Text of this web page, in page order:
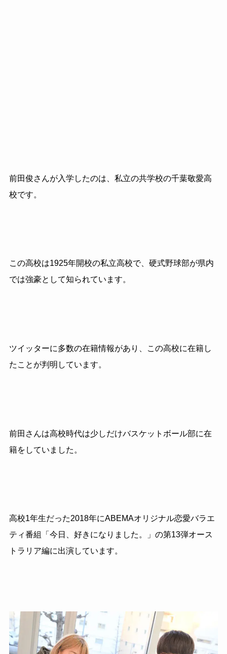
前田俊さんが入学したのは、私立の共学校の千葉敬愛高
校です。
この高校は1925年開校の私立高校で、硬式野球部が県内
では強豪として知られています。
ツイッターに多数の在籍情報があり、この高校に在籍し
たことが判明しています。
前田さんは高校時代は少しだけバスケットボール部に在
籍をしていました。
高校1年生だった2018年にABEMAオリジナル恋愛バラエ
ティ番組「今日、好きになりました。」の第13弾オース
トラリア編に出演しています。